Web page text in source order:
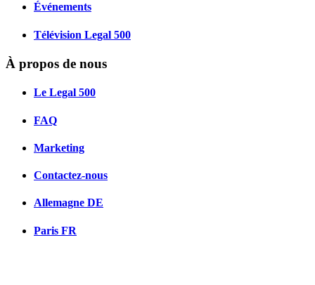
Événements
Télévision Legal 500
À propos de nous
Le Legal 500
FAQ
Marketing
Contactez-nous
Allemagne DE
Paris FR